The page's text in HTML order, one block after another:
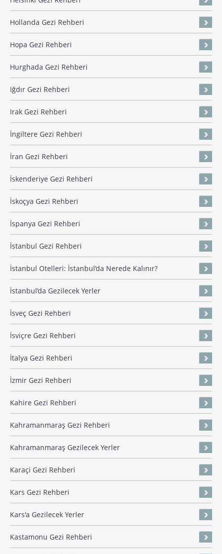
Hollanda Gezi Rehberi
Hopa Gezi Rehberi
Hurghada Gezi Rehberi
Iğdır Gezi Rehberi
Irak Gezi Rehberi
İngiltere Gezi Rehberi
İran Gezi Rehberi
İskenderiye Gezi Rehberi
İskoçya Gezi Rehberi
İspanya Gezi Rehberi
İstanbul Gezi Rehberi
İstanbul Otelleri: İstanbul’da Nerede Kalınır?
İstanbul’da Gezilecek Yerler
İsveç Gezi Rehberi
İsviçre Gezi Rehberi
İtalya Gezi Rehberi
İzmir Gezi Rehberi
Kahire Gezi Rehberi
Kahramanmaraş Gezi Rehberi
Kahramanmaraş Gezilecek Yerler
Karaçi Gezi Rehberi
Kars Gezi Rehberi
Kars'a Gezilecek Yerler
Kastamonu Gezi Rehberi